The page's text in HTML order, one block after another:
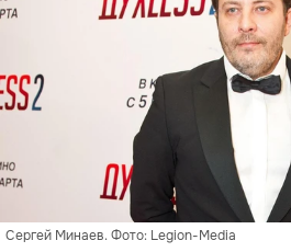
Сергей Минаев. Фото: Legion-Media